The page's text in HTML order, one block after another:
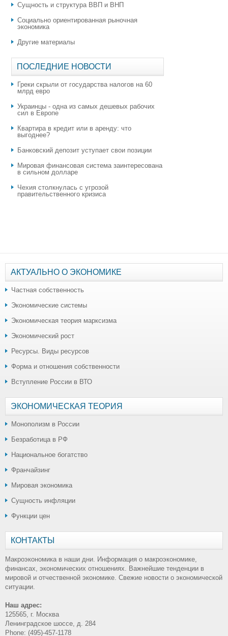
Сущность и структура ВВП и ВНП
Социально ориентированная рыночная
экономика
Другие материалы
ПОСЛЕДНИЕ НОВОСТИ
Греки скрыли от государства налогов на 60
млрд евро
Украинцы - одна из самых дешевых рабочих
сил в Европе
Квартира в кредит или в аренду: что
выгоднее?
​Банковский депозит уступает свои позиции
Мировая финансовая система заинтересована
в сильном долларе
Чехия столкнулась с угрозой
правительственного кризиса
АКТУАЛЬНО О ЭКОНОМИКЕ
Частная собственность
Экономические системы
Экономическая теория марксизма
Экономический рост
Ресурсы. Виды ресурсов
Форма и отношения собственности
Вступление России в ВТО
ЭКОНОМИЧЕСКАЯ ТЕОРИЯ
Монополизм в России
Безработица в РФ
Национальное богатство
Франчайзинг
Мировая экономика
Сущность инфляции
Функции цен
КОНТАКТЫ
Макроэкономика в наши дни. Информация о макроэкономике,
финансах, экономических отношениях. Важнейшие тенденции в
мировой и отчественной экономике. Свежие новости о экономической
ситуации.
Наш адрес:
125565, г. Москва
Ленинградское шоссе, д. 284
Phone: (495)-457-1178